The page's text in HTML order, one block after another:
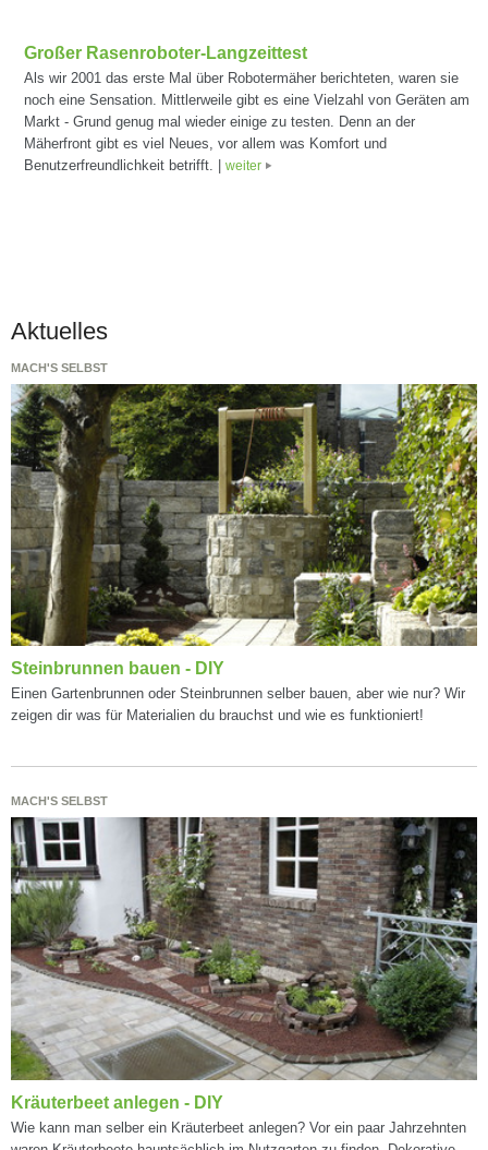
Großer Rasenroboter-Langzeittest
Als wir 2001 das erste Mal über Robotermäher berichteten, waren sie
noch eine Sensation. Mittlerweile gibt es eine Vielzahl von Geräten am
Markt - Grund genug mal wieder einige zu testen. Denn an der
Mäherfront gibt es viel Neues, vor allem was Komfort und
Benutzerfreundlichkeit betrifft. | weiter
Aktuelles
MACH'S SELBST
Steinbrunnen bauen - DIY
Einen Gartenbrunnen oder Steinbrunnen selber bauen, aber wie nur? Wir
zeigen dir was für Materialien du brauchst und wie es funktioniert!
MACH'S SELBST
Kräuterbeet anlegen - DIY
Wie kann man selber ein Kräuterbeet anlegen? Vor ein paar Jahrzehnten